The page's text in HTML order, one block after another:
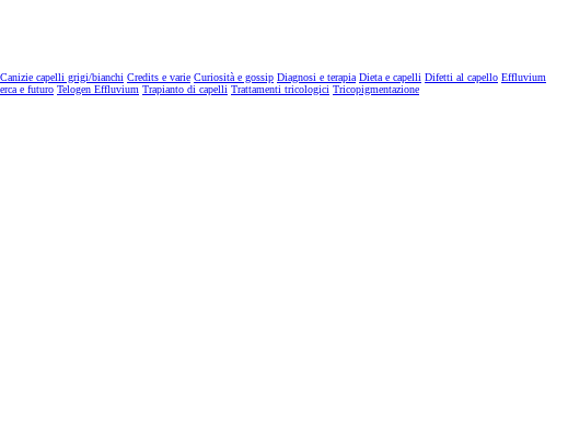
Canizie capelli grigi/bianchi Credits e varie Curiosità e gossip Diagnosi e terapia Dieta e capelli Difetti al capello Effluvium
e futuro Telogen Effluvium Trapianto di capelli Trattamenti tricologici Tricopigmentazione